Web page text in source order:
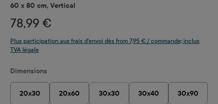
60 x 80 cm, Vertical
78,99 €
Plus participation aux frais d'envoi dès from 7,95 € / commande; inclus
TVA légale
Sélectionnez
Dimensions
20x30 20x60 30x30
(Cette option n'est pas disponible pour
30x40 30x90